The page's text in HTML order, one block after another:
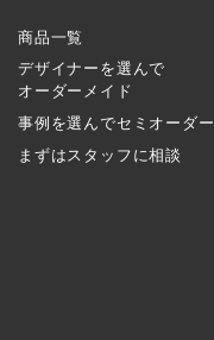
商品一覧
デザイナーを選んで
オーダーメイド
事例を選んでセミオーダー
まずはスタッフに相談